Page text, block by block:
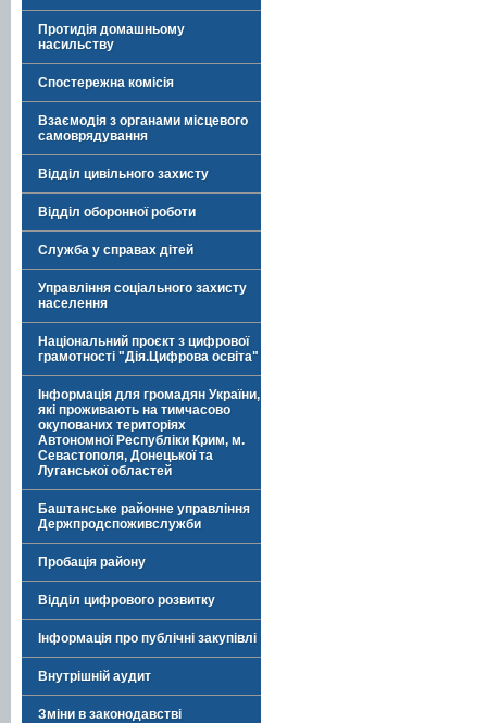
Протидія домашньому
насильству
Спостережна комісія
Взаємодія з органами місцевого
самоврядування
Відділ цивільного захисту
Відділ оборонної роботи
Служба у справах дітей
Управління соціального захисту
населення
Національний проєкт з цифрової
грамотності "Дія.Цифрова освіта"
Інформація для громадян України,
які проживають на тимчасово
окупованих територіях
Автономної Республіки Крим, м.
Севастополя, Донецької та
Луганської областей
Баштанське районне управління
Держпродспоживслужби
Пробація району
Відділ цифрового розвитку
Інформація про публічні закупівлі
Внутрішній аудит
Зміни в законодавстві